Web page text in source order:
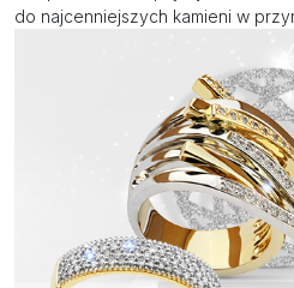
do najcenniejszych kamieni w